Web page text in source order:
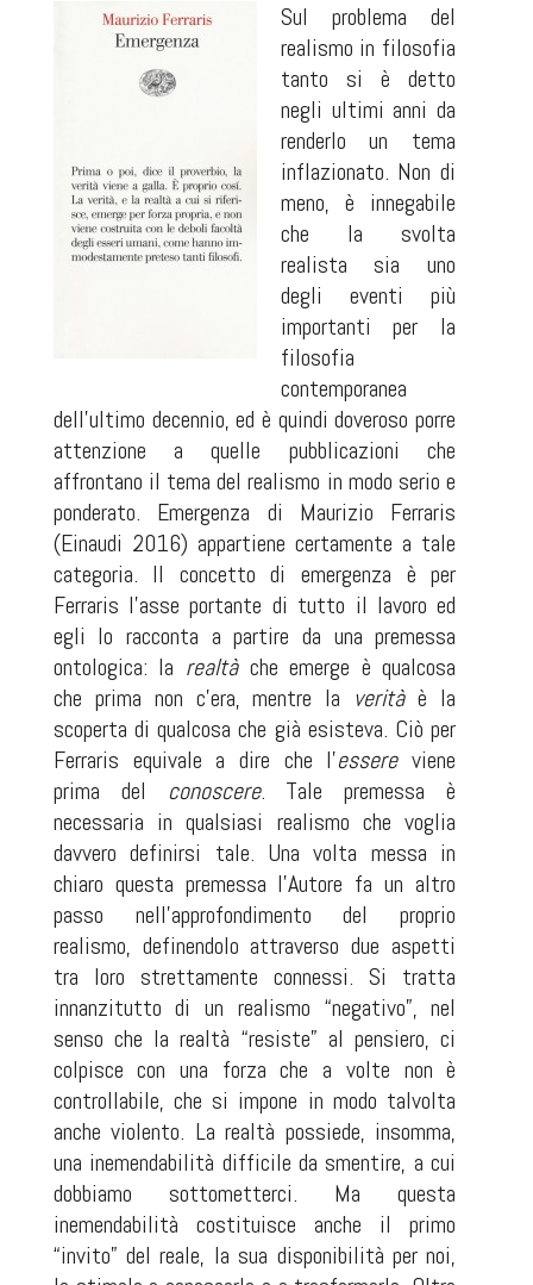
Sul problema del
realismo in filosofia
tanto si è detto
negli ultimi anni da
renderlo un tema
inflazionato. Non di
meno, è innegabile
che la svolta
realista sia uno
degli eventi più
importanti per la
filosofia
contemporanea
dell’ultimo decennio, ed è quindi doveroso porre
attenzione a quelle pubblicazioni che
affrontano il tema del realismo in modo serio e
ponderato. Emergenza di Maurizio Ferraris
(Einaudi 2016) appartiene certamente a tale
categoria. Il concetto di emergenza è per
Ferraris l’asse portante di tutto il lavoro ed
egli lo racconta a partire da una premessa
ontologica: la realtàche emerge è qualcosa
che prima non c’era, mentre la veritàè la
scoperta di qualcosa che già esisteva. Ciò per
Ferraris equivale a dire che l’essereviene
prima del conoscere. Tale premessa è
necessaria in qualsiasi realismo che voglia
davvero definirsi tale. Una volta messa in
chiaro questa premessa l’Autore fa un altro
passo nell’approfondimento del proprio
realismo, definendolo attraverso due aspetti
tra loro strettamente connessi. Si tratta
innanzitutto di un realismo “negativo”, nel
senso che la realtà “resiste” al pensiero, ci
colpisce con una forza che a volte non è
controllabile, che si impone in modo talvolta
anche violento. La realtà possiede, insomma,
una inemendabilità difficile da smentire, a cui
dobbiamo sottometterci. Ma questa
inemendabilità costituisce anche il primo
“invito” del reale, la sua disponibilità per noi,